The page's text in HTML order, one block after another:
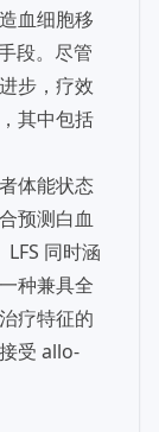
血细胞移
段。尽管
步，疗效
其中包括
体能状态
预测白血
同时涵
种兼具全
疗特征的
受 allo-